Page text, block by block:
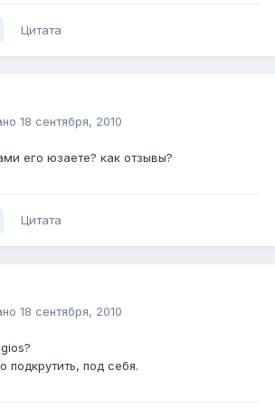
Цитата
18 сентября, 2010
его юзаете? как отзывы?
Цитата
18 сентября, 2010
под себя.